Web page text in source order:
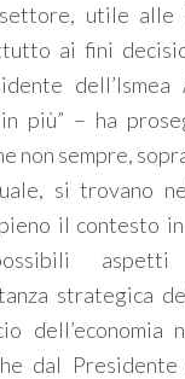
utile alle
ai fini
dell’Ismea
in più” – ha
non sempre,
si trovano
il contesto
strategica
dell’economia
dal Presidente